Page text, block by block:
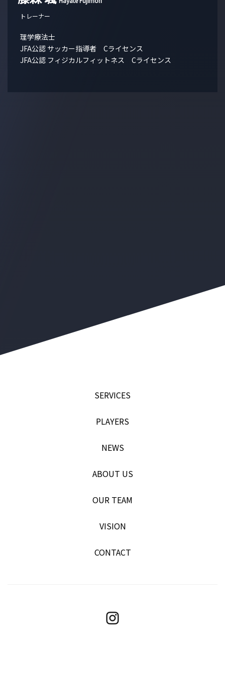
トレーナー
理学療法士
JFA公認 サッカー指導者 Cライセンス
JFA公認 フィジカルフィットネス Cライセンス
SERVICES
PLAYERS
NEWS
ABOUT US
OUR TEAM
VISION
CONTACT